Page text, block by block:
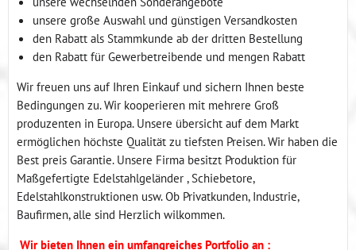
unsere große Auswahl und günstigen Versandkosten
den Rabatt als Stammkunde ab der dritten Bestellung
den Rabatt für Gewerbetreibende und mengen Rabatt
Wir freuen uns auf Ihren Einkauf und sichern Ihnen beste
Bedingungen zu. Wir kooperieren mit mehrere Groß
produzenten in Europa. Unsere übersicht auf dem Markt
ermöglichen höchste Qualität zu tiefsten Preisen. Wir haben die
Best preis Garantie. Unsere Firma besitzt Produktion für
Maßgefertigte Edelstahlgeländer , Schiebetore,
Edelstahlkonstruktionen usw. Ob Privatkunden, Industrie,
Baufirmen, alle sind Herzlich wilkommen.
Wir bieten Ihnen ein umfangreiches Portfolio an :